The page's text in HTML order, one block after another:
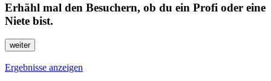
Erhähl mal den Besuchern, ob du ein Profi oder eine
Niete bist.
Ergebnisse anzeigen